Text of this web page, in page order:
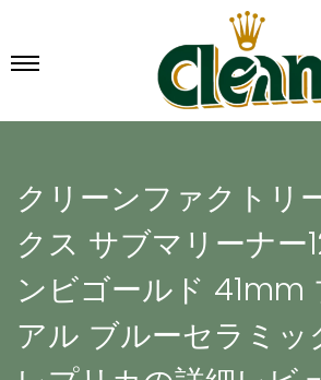
クリーンファクトリ
クス サブマリーナー
ンビゴールド 41mm
アル ブルーセラミ